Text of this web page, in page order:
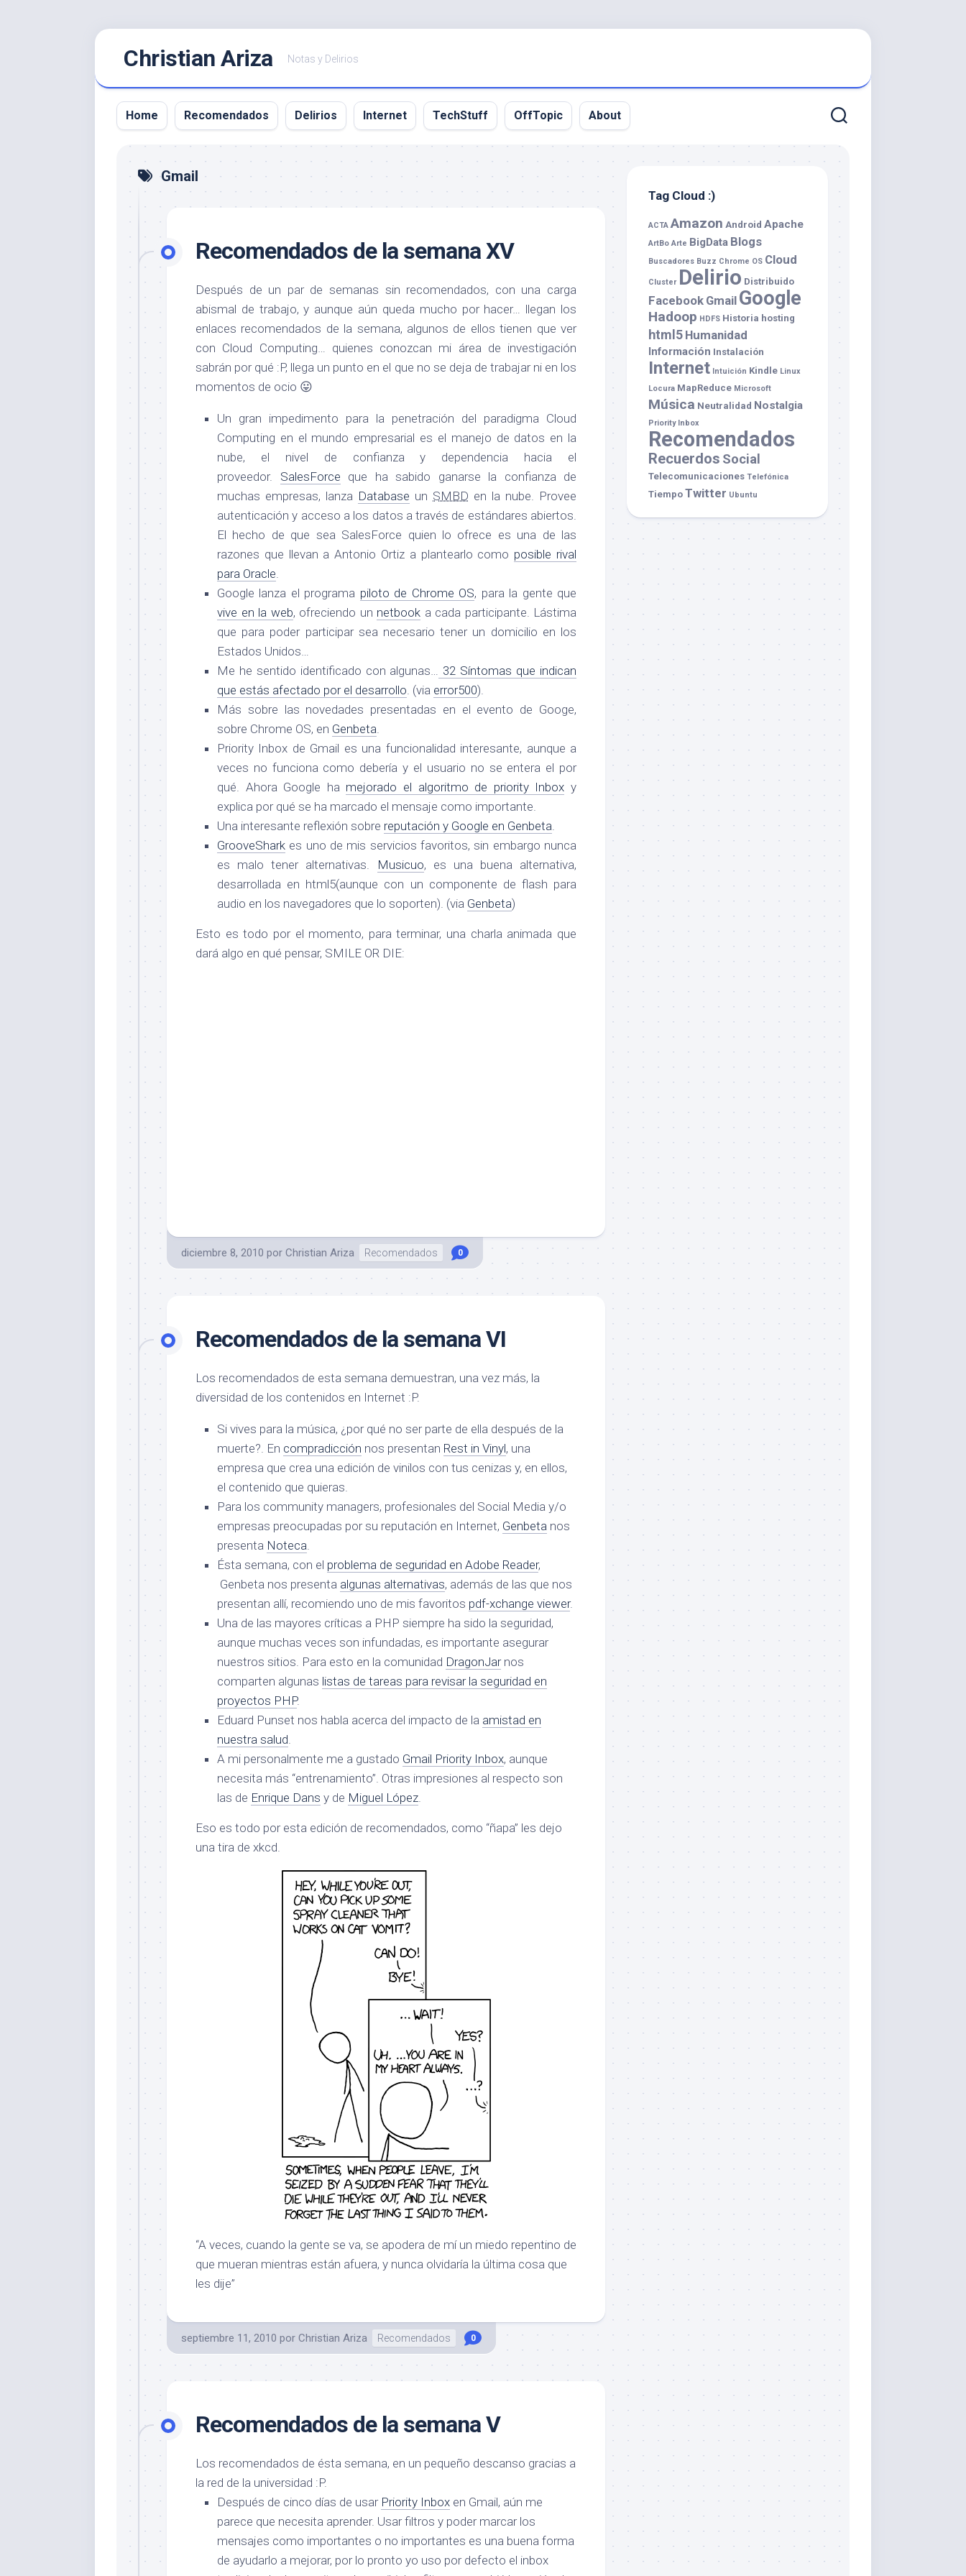
Christian Ariza Notas y Delirios
Home Recomendados Delirios Internet TechStuff OffTopic About
Gmail
Recomendados de la semana XV
Después de un par de semanas sin recomendados, con una carga
abismal de trabajo, y aunque aún queda mucho por hacer… llegan los
enlaces recomendados de la semana, algunos de ellos tienen que ver
con Cloud Computing… quienes conozcan mi área de investigación
sabrán por qué :P, llega un punto en el que no se deja de trabajar ni en los
momentos de ocio 😛
Un gran impedimento para la penetración del paradigma Cloud
Computing en el mundo empresarial es el manejo de datos en la
nube, el nivel de confianza y dependencia hacia el
proveedor. SalesForce que ha sabido ganarse la confianza de
muchas empresas, lanza Database un SMBD en la nube. Provee
autenticación y acceso a los datos a través de estándares abiertos.
El hecho de que sea SalesForce quien lo ofrece es una de las
razones que llevan a Antonio Ortiz a plantearlo como posible rival
para Oracle.
Google lanza el programa piloto de Chrome OS, para la gente que
vive en la web, ofreciendo un netbook a cada participante. Lástima
que para poder participar sea necesario tener un domicilio en los
Estados Unidos…
Me he sentido identificado con algunas… 32 Síntomas que indican
que estás afectado por el desarrollo. (via error500).
Más sobre las novedades presentadas en el evento de Googe,
sobre Chrome OS, en Genbeta.
Priority Inbox de Gmail es una funcionalidad interesante, aunque a
veces no funciona como debería y el usuario no se entera el por
qué. Ahora Google ha mejorado el algoritmo de priority Inbox y
explica por qué se ha marcado el mensaje como importante.
Una interesante reflexión sobre reputación y Google en Genbeta.
GrooveShark es uno de mis servicios favoritos, sin embargo nunca
es malo tener alternativas.
Musicuo, es una buena alternativa,
desarrollada en html5(aunque con un componente de flash para
audio en los navegadores que lo soporten). (via Genbeta)
Esto es todo por el momento, para terminar, una charla animada que
dará algo en qué pensar, SMILE OR DIE:
diciembre 8, 2010 por Christian Ariza Recomendados 0
Recomendados de la semana VI
Los recomendados de esta semana demuestran, una vez más, la
diversidad de los contenidos en Internet :P.
Si vives para la música, ¿por qué no ser parte de ella después de la
muerte?. En compradicción nos presentan Rest in Vinyl, una
empresa que crea una edición de vinilos con tus cenizas y, en ellos,
el contenido que quieras.
Para los community managers, profesionales del Social Media y/o
empresas preocupadas por su reputación en Internet, Genbeta nos
presenta Noteca
Ésta semana, con el problema de seguridad en Adobe Reader,
Genbeta nos presenta algunas alternativas, además de las que nos
presentan allí, recomiendo uno de mis favoritos pdf-xchange viewer.
Una de las mayores críticas a PHP siempre ha sido la seguridad,
aunque muchas veces son infundadas, es importante asegurar
nuestros sitios. Para esto en la comunidad DragonJarnos
comparten algunas listas de tareas para revisar la seguridad en
proyectos PHP.
Eduard Punset nos habla acerca del impacto de la amistad en
nuestra salud
A mi personalmente me a gustado Gmail Priority Inbox, aunque
necesita más “entrenamiento”. Otras impresiones al respecto son
las de Enrique Dans y de Miguel López
Eso es todo por esta edición de recomendados, como “ñapa” les dejo
una tira de xkcd.
“A veces, cuando la gente se va, se apodera de mí un miedo repentino de
que mueran mientras están afuera, y nunca olvidaría la última cosa que
les dije”
septiembre 11, 2010 por Christian Ariza Recomendados 0
Recomendados de la semana V
Los recomendados de ésta semana, en un pequeño descanso gracias a
la red de la universidad :P.
Después de cinco días de usar Priority Inbox en Gmail, aún me
parece que necesita aprender. Usar filtros y poder marcar los
mensajes como importantes o no importantes es una buena forma
de ayudarlo a mejorar, por lo pronto yo uso por defecto el inbox
Tag Cloud :)
ACTA Amazon Android Apache
ArtBo Arte BigData Blogs
Buscadores Buzz Chrome OS Cloud
Cluster Delirio Distribuido
Facebook Gmail Google
Hadoop HDFS Historia hosting
html5 Humanidad
Información Instalación
Internet Intuición Kindle Linux
Locura MapReduce Microsoft
Música Neutralidad Nostalgia
Priority Inbox
Recomendados
Recuerdos Social
Telecomunicaciones Telefónica
Tiempo Twitter Ubuntu